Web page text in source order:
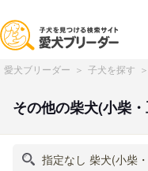
愛犬ブリーダー 子犬を探す
その他の柴犬(小柴